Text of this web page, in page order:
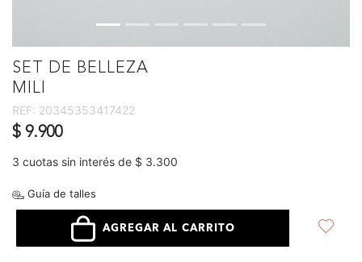
SET DE BELLEZA
MILI
REF: 20345353417422
$ 9.900
3 cuotas sin interés de $ 3.300
Guía de talles
AGREGAR AL CARRITO